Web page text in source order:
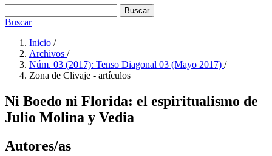
Buscar
Buscar
Inicio /
Archivos /
Núm. 03 (2017): Tenso Diagonal 03 (Mayo 2017) /
Zona de Clivaje - artículos
Ni Boedo ni Florida: el espiritualismo de
Julio Molina y Vedia
Autores/as